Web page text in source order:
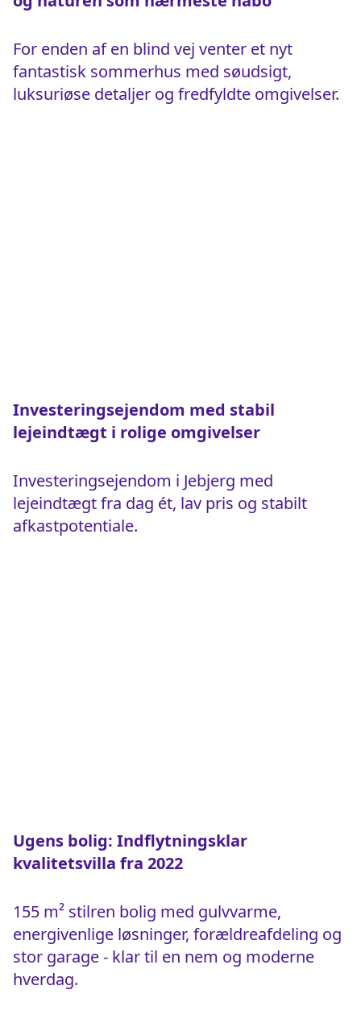
For enden af en blind vej venter et nyt
fantastisk sommerhus med søudsigt,
luksuriøse detaljer og fredfyldte omgivelser.
Investeringsejendom med stabil
lejeindtægt i rolige omgivelser
Investeringsejendom i Jebjerg med
lejeindtægt fra dag ét, lav pris og stabilt
afkastpotentiale.
Ugens bolig: Indflytningsklar
kvalitetsvilla fra 2022
155 m² stilren bolig med gulvvarme,
energivenlige løsninger, forældreafdeling og
stor garage - klar til en nem og moderne
hverdag.